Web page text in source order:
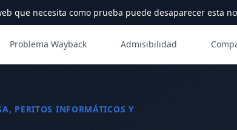
que necesita como prueba puede desaparecer esta
Problema Wayback Admisibilidad
PERITOS INFORMÁTICOS Y